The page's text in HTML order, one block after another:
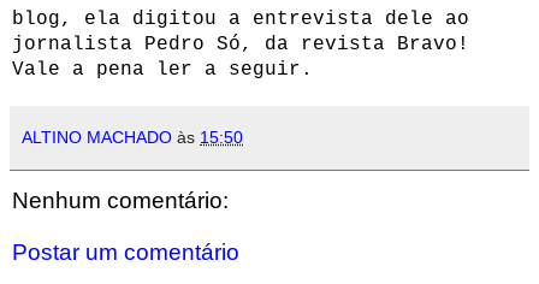
blog, ela digitou a entrevista dele ao
jornalista Pedro Só, da revista Bravo!
Vale a pena ler a seguir.
ALTINO MACHADO às 15:50
Nenhum comentário:
Postar um comentário